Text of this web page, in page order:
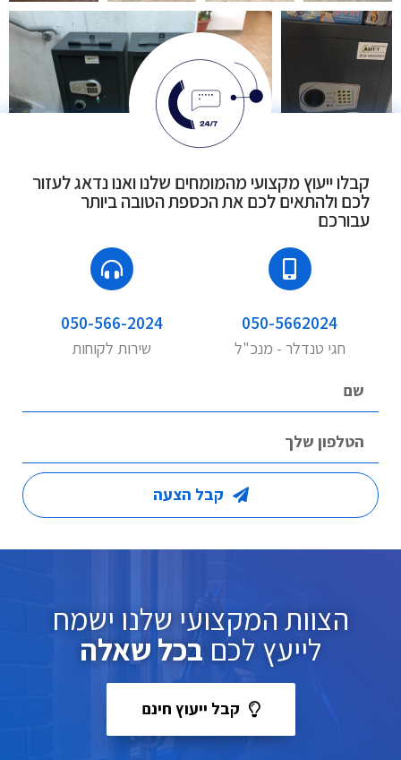
הצוות המקצועי שלנו ישמח
לייעץ לכם בכל שאלה
קבל ייעוץ חינם
קבלו ייעוץ מקצועי מהמומחים שלנו ואנו נדאג לעזור
לכם ולהתאים לכם את הכספת הטובה ביותר
עבורכם
050-5662024
חגי טנדלר - מנכ"ל
050-566-2024
שירות לקוחות
קבל הצעה